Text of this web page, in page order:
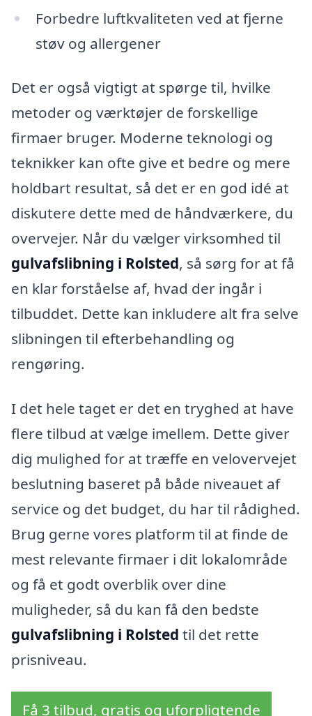
Forbedre luftkvaliteten ved at fjerne
støv og allergener
Det er også vigtigt at spørge til, hvilke
metoder og værktøjer de forskellige
firmaer bruger. Moderne teknologi og
teknikker kan ofte give et bedre og mere
holdbart resultat, så det er en god idé at
diskutere dette med de håndværkere, du
overvejer. Når du vælger virksomhed til
gulvafslibning i Rolsted, så sørg for at få
en klar forståelse af, hvad der ingår i
tilbuddet. Dette kan inkludere alt fra selve
slibningen til efterbehandling og
rengøring.
I det hele taget er det en tryghed at have
flere tilbud at vælge imellem. Dette giver
dig mulighed for at træffe en velovervejet
beslutning baseret på både niveauet af
service og det budget, du har til rådighed.
Brug gerne vores platform til at finde de
mest relevante firmaer i dit lokalområde
og få et godt overblik over dine
muligheder, så du kan få den bedste
gulvafslibning i Rolsted til det rette
prisniveau.
Få 3 tilbud, gratis og uforpligtende